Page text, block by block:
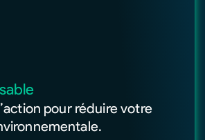
pour réduire votre